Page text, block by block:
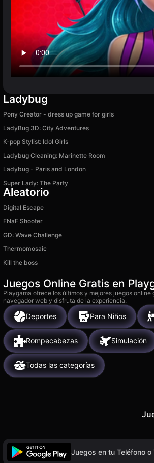
Ladybug
Pony Creator - dress up game for girls
LadyBug 3D: City Adventures
K-pop Stylist: Idol Girls
Ladybug Cleaning: Marinette Room
Ladybug - Paris and London
Super Lady: The Party
Aleatorio
Digital Escape
FNaF Shooter
GD: Wave Challenge
Thermomosaic
Kill the boss
Juegos Online Gratis en
Playgama ofrece los últimos y mejores juegos
navegador web y disfruta de la experiencia.
Deportes Para Niños
Rompecabezas Simulación
Todas las categorías
Juegos en tu Teléfono o